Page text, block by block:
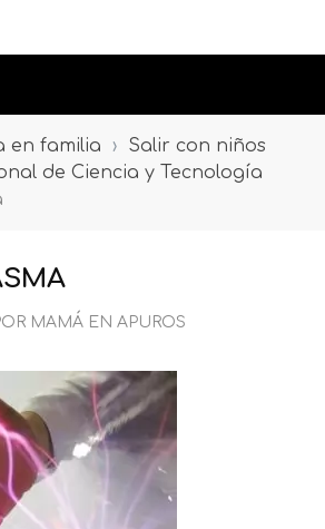
en familia ›
Salir con niños
de Ciencia y Tecnología
MAMÁ EN APUROS